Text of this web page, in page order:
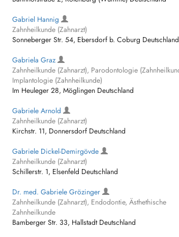
Gabriel Hannig
Zahnheilkunde (Zahnarzt)
Sonneberger Str. 54, Ebersdorf b. Coburg Deutschland
Gabriela Graz
Zahnheilkunde (Zahnarzt), Parodontologie
Implantologie (Zahnheilkunde)
Im Heuleger 28, Möglingen Deutschland
Gabriele Arnold
Zahnheilkunde (Zahnarzt)
Kirchstr. 11, Donnersdorf Deutschland
Gabriele Dickel-Demirgövde
Zahnheilkunde (Zahnarzt)
Schillerstr. 1, Elsenfeld Deutschland
Dr. med. Gabriele Grözinger
Zahnheilkunde (Zahnarzt), Endodontie, Ästhethische
Zahnheilkunde
Bamberger Str. 33, Hallstadt Deutschland